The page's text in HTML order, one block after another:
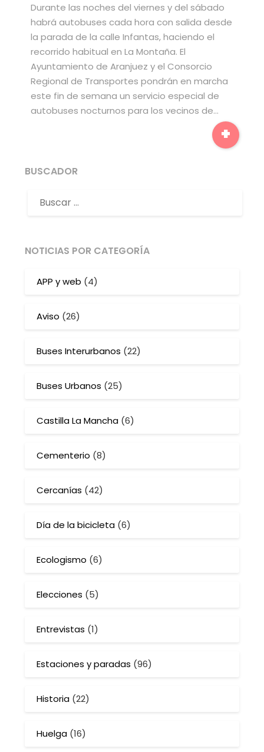
Durante las noches del viernes y del sábado
habrá autobuses cada hora con salida desde
la parada de la calle Infantas, haciendo el
recorrido habitual en La Montaña. El
Ayuntamiento de Aranjuez y el Consorcio
Regional de Transportes pondrán en marcha
este fin de semana un servicio especial de
autobuses nocturnos para los vecinos de…
+
BUSCADOR
NOTICIAS POR CATEGORÍA
APP y web (4)
Aviso (26)
Buses Interurbanos (22)
Buses Urbanos (25)
Castilla La Mancha (6)
Cementerio (8)
Cercanías (42)
Día de la bicicleta (6)
Ecologismo (6)
Elecciones (5)
Entrevistas (1)
Estaciones y paradas (96)
Historia (22)
Huelga (16)